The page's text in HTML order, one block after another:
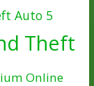
Auto 5
Theft
Online